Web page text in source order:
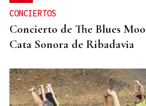
CONCIERTOS
Concierto de The Blues
Cata Sonora de Ribadavia